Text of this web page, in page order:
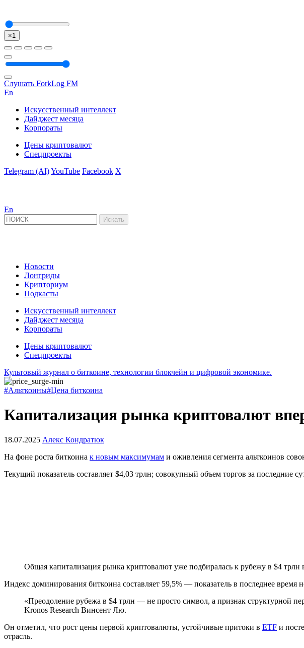
×1
Слушать ForkLog FM
En
Искусственный интеллект
Дайджест месяца
Корпораты
Цены криптовалют
Спецпроекты
Telegram (AI)YouTube Facebook X
En
Новости
Лонгриды
Крипториум
Подкасты
Искусственный интеллект
Дайджест месяца
Корпораты
Цены криптовалют
Спецпроекты
Культовый журнал о биткоине, технологии блокчейн и цифровой экономике.
#Альткоины#Цена биткоина
Капитализация рынка криптовалют
18.07.2025 Алекс Кондратюк
На фоне роста биткоина к новым максимумам и оживления сегмента альткоинов
Текущий показатель составляет $4,03 трлн; совокупный объем торгов за последние
Общая капитализация рынка криптовалют уже подбиралась к рубежу в $4 трлн
Индекс доминирования биткоина составляет 59,5% — показатель в последнее время
«Преодоление рубежа в $4 трлн — не просто символ, а признак структурной
Kronos Research Винсент Лю.
Он отметил, что рост цены первой криптовалюты, устойчивые притоки в ETF и
отрасль.